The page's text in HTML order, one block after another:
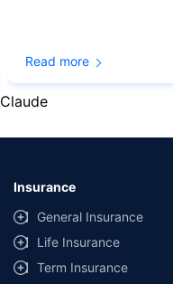
Read more
Claude
Insurance
General Insurance
Life Insurance
Term Insurance